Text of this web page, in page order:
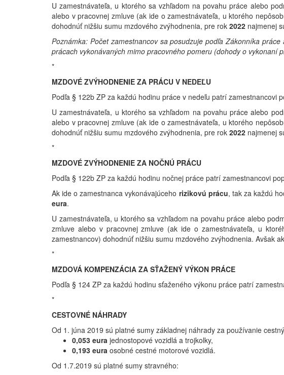
U zamestnávateľa, u ktorého sa vzhľadom na povahu práce alebo
alebo v pracovnej zmluve (ak ide o zamestnávateľa, u ktorého
dohodnúť nižšiu sumu mzdového zvýhodnenia, pre rok 2022 najmenej
Poznámka: Počet zamestnancov sa posudzuje podľa Zákonníka
prácach vykonávaných mimo pracovného pomeru (dohody o vykonaní
*
MZDOVÉ ZVÝHODNENIE ZA PRÁCU V NEDEĽU
Podľa § 122b ZP za každú hodinu práce v nedeľu patrí zamestnancovi
U zamestnávateľa, u ktorého sa vzhľadom na povahu práce alebo
alebo v pracovnej zmluve (ak ide o zamestnávateľa, u ktorého
dohodnúť nižšiu sumu mzdového zvýhodnenia, pre rok 2022 najmenej
*
MZDOVÉ ZVÝHODNENIE ZA NOČNÚ PRÁCU
Podľa § 122b ZP za každú hodinu nočnej práce patrí zamestnancovi
Ak ide o zamestnanca vykonávajúceho rizikovú prácu, tak za každú
eura.
U zamestnávateľa, u ktorého sa vzhľadom na povahu práce alebo
zmluve alebo v pracovnej zmluve (ak ide o zamestnávateľa, u
zamestnancov) dohodnúť nižšiu sumu mzdového zvýhodnenia. Avšak
*
MZDOVÁ KOMPENZÁCIA ZA SŤAŽENÝ VÝKON PRÁCE
Podľa § 124 ZP za každú hodinu sťaženého výkonu práce patrí
*
CESTOVNÉ NÁHRADY
Od 1. júna 2019 sú platné sumy základnej náhrady za používanie
0,053 eura jednostopové vozidlá a trojkolky,
0,193 eura osobné cestné motorové vozidlá.
Od 1.7.2019 sú platné sumy stravného: